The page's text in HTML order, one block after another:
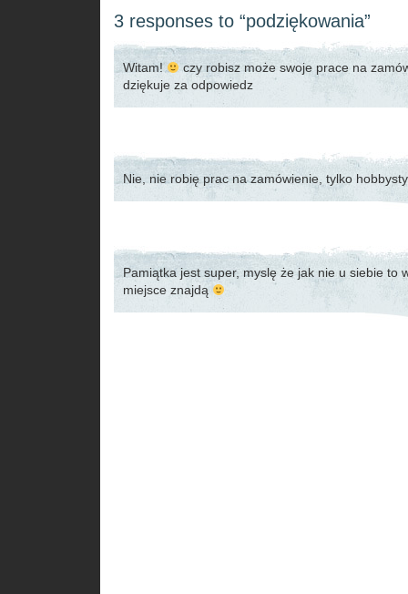
3 responses to “podziękowania”
Witam!
czy robisz może swoje prace na
dziękuje za odpowiedz
Nie, nie robię prac na zamówienie, tylko
Pamiątka jest super, myslę że jak nie u siebie to
miejsce znajdą